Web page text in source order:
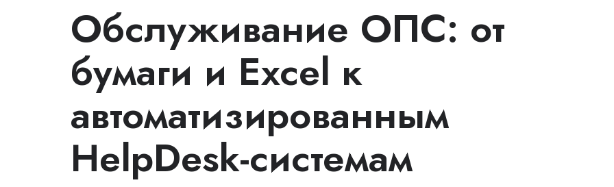
Обслуживание ОПС: от
бумаги и Excel к
автоматизированным
HelpDesk-системам